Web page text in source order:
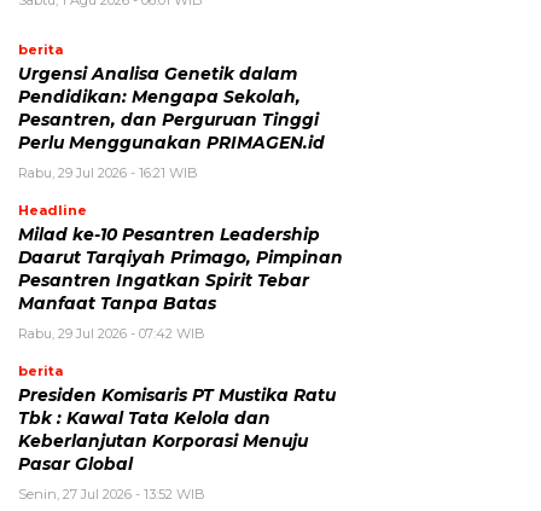
berita
Urgensi Analisa Genetik dalam
Pendidikan: Mengapa Sekolah,
Pesantren, dan Perguruan Tinggi
Perlu Menggunakan PRIMAGEN.id
Rabu, 29 Jul 2026 - 16:21 WIB
Headline
Milad ke-10 Pesantren Leadership
Daarut Tarqiyah Primago, Pimpinan
Pesantren Ingatkan Spirit Tebar
Manfaat Tanpa Batas
Rabu, 29 Jul 2026 - 07:42 WIB
berita
Presiden Komisaris PT Mustika Ratu
Tbk : Kawal Tata Kelola dan
Keberlanjutan Korporasi Menuju
Pasar Global
Senin, 27 Jul 2026 - 13:52 WIB